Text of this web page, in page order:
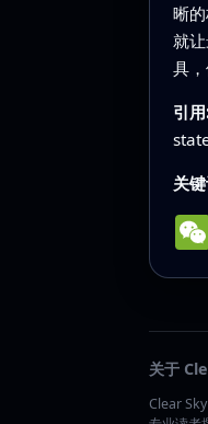
晰
就
具
引
关
关于
Clear